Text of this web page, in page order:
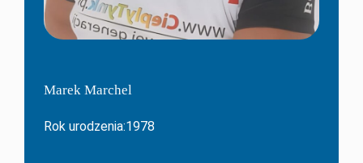
Marek Marchel
Rok urodzenia:1978